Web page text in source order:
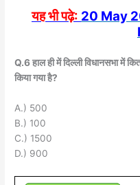
यह भी पढ़े: 20 May
Q.6 हाल ही में दिल्ली विधानसभा में
किया गया है?
A.) 500
B.) 100
C.) 1500
D.) 900